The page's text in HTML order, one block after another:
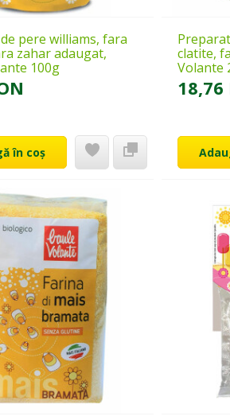
pere williams, fara
zahar adaugat,
100g
în coș
clatite,
Volante
18,76